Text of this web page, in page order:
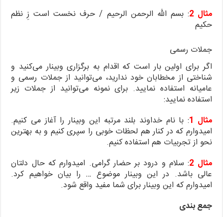
مثال 2
: بسم الله الرحمن الرحیم / حرف نخست است زِ نظم
حکیم
جملات رسمی
اگر برای اولین بار است که اقدام به برگزاری وبینار می‌کنید و
شناختی از مخطابان خود ندارید، می‌توانید از جملات رسمی و
عامیانه استفاده نمایید. برای نمونه می‌توانید از جملات زیر
استفاده نمایید:
مثال 1
: با نام خداوند بلند مرتبه این وبینار را آغاز می کنیم.
امیدوارم که در کنار هم لحظات خوبی را سپری کنیم و به بهترین
نحو از تجربیات هم استفاده کنیم.
مثال 2
: سلام و درود بر حضار گرامی. امیدوارم که حال دلتان
عالی باشد. در این وبینار موضوع … را بیان خواهیم کرد.
امیدوارم که این وبینار برای شما مفید واقع شود.
جمع بندی